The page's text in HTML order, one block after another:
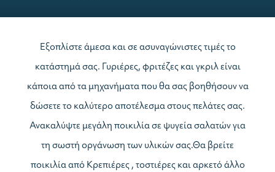
Εξοπλίστε άμεσα και σε ασυναγώνιστες τιμές το
κατάστημά σας. Γυριέρες, φριτέζες και γκριλ είναι
κάποια από τα μηχανήματα που θα σας βοηθήσουν να
δώσετε το καλύτερο αποτέλεσμα στους πελάτες σας.
Ανακαλύψτε μεγάλη ποικιλία σε ψυγεία σαλατών για
τη σωστή οργάνωση των υλικών σας.Θα βρείτε
ποικιλία από Κρεπιέρες , τοστιέρες και αρκετό άλλο